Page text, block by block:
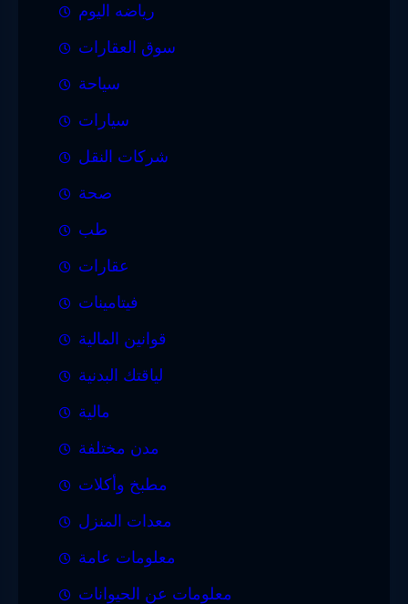
رياضه اليوم
سوق العقارات
سياحة
سيارات
شركات النقل
صحة
طب
عقارات
فيتامينات
قوانين المالية
لياقتك البدنية
مالية
مدن مختلفة
مطبخ وأكلات
معدات المنزل
معلومات عامة
معلومات عن الحيوانات